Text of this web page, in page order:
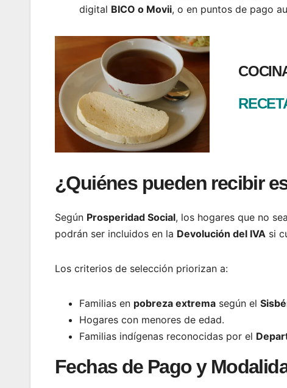
digital BICO o Movii, o en puntos de pago
¿Quiénes pueden recibir
Según Prosperidad Social, los hogares que no
podrán ser incluidos en la Devolución del IVA si
Los criterios de selección priorizan a:
Familias en pobreza extrema según el
Hogares con menores de edad.
Familias indígenas reconocidas por el
Fechas de Pago y